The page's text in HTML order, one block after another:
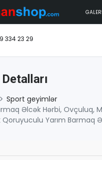
334 23 29
Sport geyimlər
Əlcək Hərbi, Ovçuluq,
Qoruyuculu Yarım Barmaq